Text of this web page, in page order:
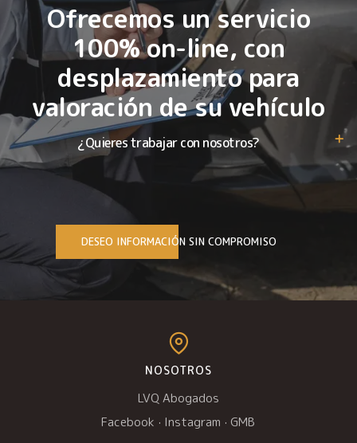
Ofrecemos un servicio
100% on-line, con
desplazamiento para
valoración de su vehículo
¿Quieres trabajar con nosotros?
DESEO INFORMACIÓN SIN COMPROMISO
NOSOTROS
LVQ Abogados
Facebook · Instagram · GMB